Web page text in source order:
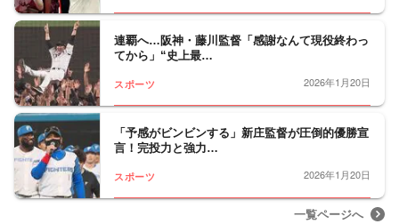
連覇へ…阪神・藤川監督「感謝なんて現役終わっ
てから」“史上最…
スポーツ 2026年1月20日
「予感がビンビンする」新庄監督が圧倒的優勝宣
言！完投力と強力…
スポーツ 2026年1月20日
一覧ページへ